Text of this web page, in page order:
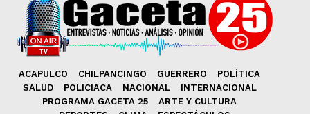
ACAPULCO CHILPANCINGO GUERRERO
POLÍTICA
SALUD
POLICIACA NACIONAL
INTERNACIONAL
PROGRAMA GACETA 25
ARTE Y CULTURA